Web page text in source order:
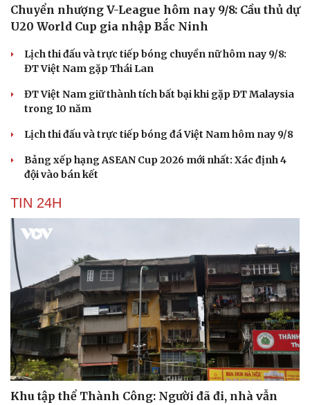
Chuyển nhượng V-League hôm nay 9/8: Cầu thủ dự
U20 World Cup gia nhập Bắc Ninh
Lịch thi đấu và trực tiếp bóng chuyền nữ hôm nay 9/8:
ĐT Việt Nam gặp Thái Lan
ĐT Việt Nam giữ thành tích bất bại khi gặp ĐT Malaysia
trong 10 năm
Lịch thi đấu và trực tiếp bóng đá Việt Nam hôm nay 9/8
Bảng xếp hạng ASEAN Cup 2026 mới nhất: Xác định 4
đội vào bán kết
TIN 24H
Khu tập thể Thành Công: Người đã đi, nhà vẫn